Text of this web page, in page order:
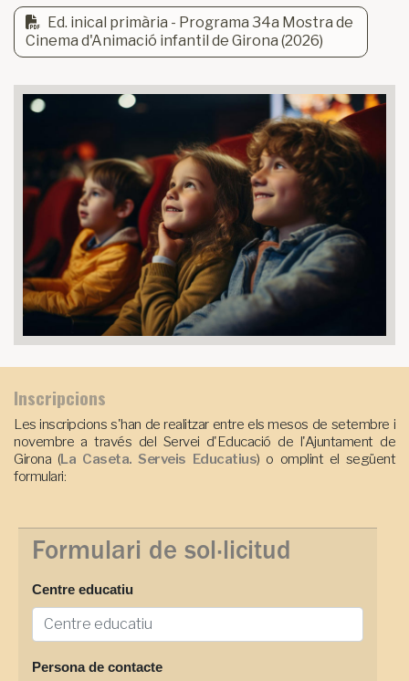
Ed. inical primària - Programa 34a Mostra de
Cinema d'Animació infantil de Girona (2026)
Inscripcions
Les inscripcions s'han de realitzar entre els mesos de setembre i
novembre a través del Servei d'Educació de l'Ajuntament de
Girona (La Caseta. Serveis Educatius) o omplint el següent
formulari:
Formulari de sol·licitud
Centre educatiu
Persona de contacte